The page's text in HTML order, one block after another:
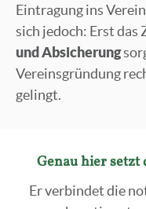
Eintragung ins
sich jedoch: Erst das
und Absicherung
Vereinsgründung
gelingt.
Genau hier
Er verbindet die